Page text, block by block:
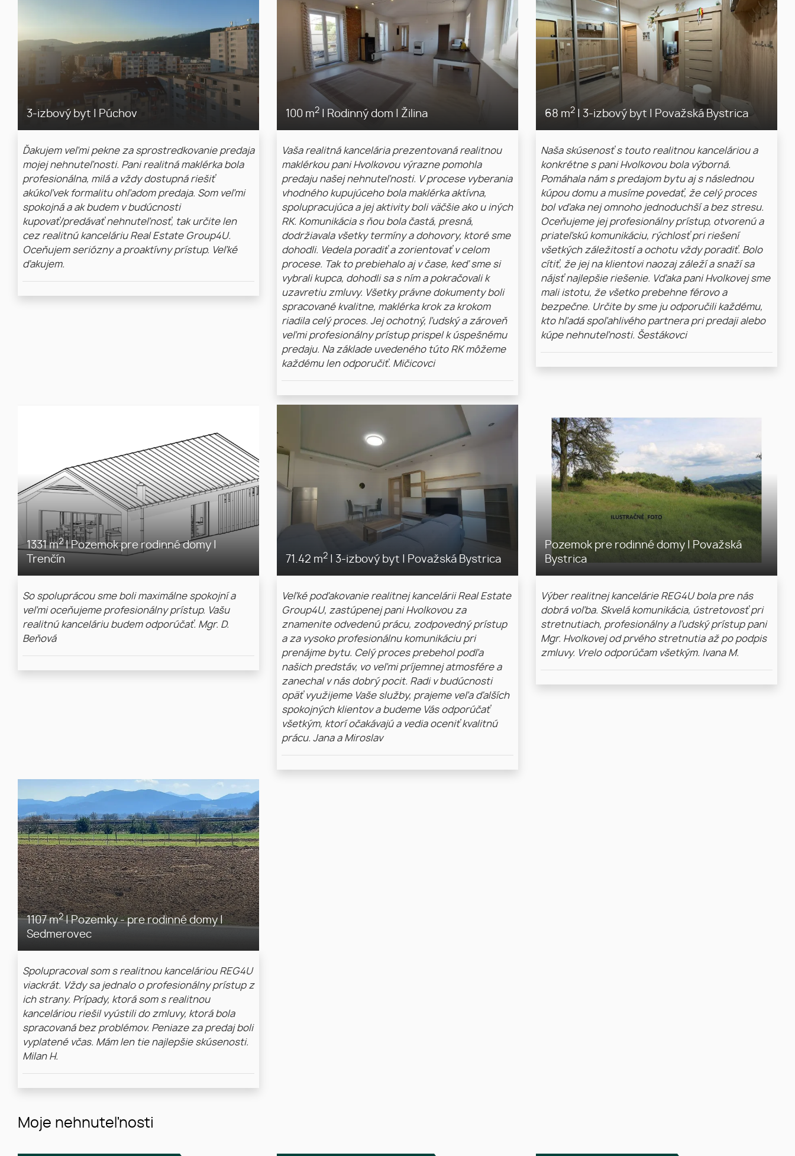
3-izbový byt Púchov
Ďakujem veľmi pekne za sprostredkovanie predaja
mojej nehnuteľnosti. Pani realitná maklérka bola
profesionálna, milá a vždy dostupná riešiť
akúkoľvek formalitu ohľadom predaja. Som veľmi
spokojná a ak budem v budúcnosti
kupovať/predávať nehnuteľnosť, tak určite len
cez realitnú kanceláriu Real Estate Group4U.
Oceňujem seriózny a proaktívny prístup. Veľké
ďakujem.
100 m2 Rodinný dom Žilina
Vaša realitná kancelária prezentovaná realitnou
maklérkou pani Hvolkovou výrazne pomohla
predaju našej nehnuteľnosti. V procese vyberania
vhodného kupujúceho bola maklérka aktívna,
spolupracujúca a jej aktivity boli väčšie ako u iných
RK. Komunikácia s ňou bola častá, presná,
dodržiavala všetky termíny a dohovory, ktoré sme
dohodli. Vedela poradiť a zorientovať v celom
procese. Tak to prebiehalo aj v čase, keď sme si
vybrali kupca, dohodli sa s ním a pokračovali k
uzavretiu zmluvy. Všetky právne dokumenty boli
spracované kvalitne, maklérka krok za krokom
riadila celý proces. Jej ochotný, ľudský a zároveň
veľmi profesionálny prístup prispel k úspešnému
predaju. Na základe uvedeného túto RK môžeme
každému len odporučiť. Mičicovci
68 m2 3-izbový byt Považská Bystrica
Naša skúsenosť s touto realitnou kanceláriou a
konkrétne s pani Hvolkovou bola výborná.
Pomáhala nám s predajom bytu aj s následnou
kúpou domu a musíme povedať, že celý proces
bol vďaka nej omnoho jednoduchší a bez stresu.
Oceňujeme jej profesionálny prístup, otvorenú a
priateľskú komunikáciu, rýchlosť pri riešení
všetkých záležitostí a ochotu vždy poradiť. Bolo
cítiť, že jej na klientovi naozaj záleží a snaží sa
nájsť najlepšie riešenie. Vďaka pani Hvolkovej sme
mali istotu, že všetko prebehne férovo a
bezpečne. Určite by sme ju odporučili každému,
kto hľadá spoľahlivého partnera pri predaji alebo
kúpe nehnuteľnosti. Šestákovci
1331 m2 |Pozemok pre rodinné domy
Trenčín
So spoluprácou sme boli maximálne spokojní a
veľmi oceňujeme profesionálny prístup. Vašu
realitnú kanceláriu budem odporúčať. Mgr. D.
Beňová
71.42 m2 3-izbový byt Považská Bystrica
Veľké poďakovanie realitnej kancelárii Real Estate
Group4U, zastúpenej pani Hvolkovou za
znamenite odvedenú prácu, zodpovedný prístup
a za vysoko profesionálnu komunikáciu pri
prenájme bytu. Celý proces prebehol podľa
našich predstáv, vo veľmi príjemnej atmosfére a
zanechal v nás dobrý pocit. Radi v budúcnosti
opäť využijeme Vaše služby, prajeme veľa ďalších
spokojných klientov a budeme Vás odporúčať
všetkým, ktorí očakávajú a vedia oceniť kvalitnú
prácu. Jana a Miroslav
Pozemok pre rodinné domy Považská
Bystrica
Výber realitnej kancelárie REG4U bola pre nás
dobrá voľba. Skvelá komunikácia, ústretovosť pri
stretnutiach, profesionálny a ľudský prístup pani
Mgr. Hvolkovej od prvého stretnutia až po podpis
zmluvy. Vrelo odporúčam všetkým. Ivana M.
1107 m2 |Pozemky - pre rodinné domy|
Sedmerovec
Spolupracoval som s realitnou kanceláriou REG4U
viackrát. Vždy sa jednalo o profesionálny prístup z
ich strany. Prípady, ktorá som s realitnou
kanceláriou riešil vyústili do zmluvy, ktorá bola
spracovaná bez problémov. Peniaze za predaj boli
vyplatené včas. Mám len tie najlepšie skúsenosti.
Milan H.
Moje nehnuteľnosti